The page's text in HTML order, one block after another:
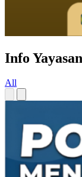
Info Yayasan